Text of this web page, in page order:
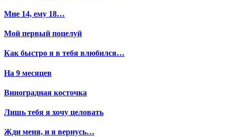
Мне 14, ему 18…
Мой первый поцелуй
Как быстро я в тебя влюбился…
На 9 месяцев
Виноградная косточка
Лишь тебя я хочу целовать
Жди меня, и я вернусь…